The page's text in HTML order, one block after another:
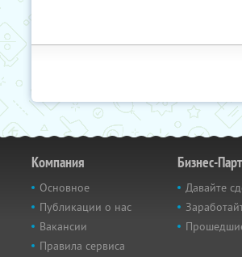
Компания
Основное
Публикации о нас
Вакансии
Правила сервиса
Бизнес-
Давайте